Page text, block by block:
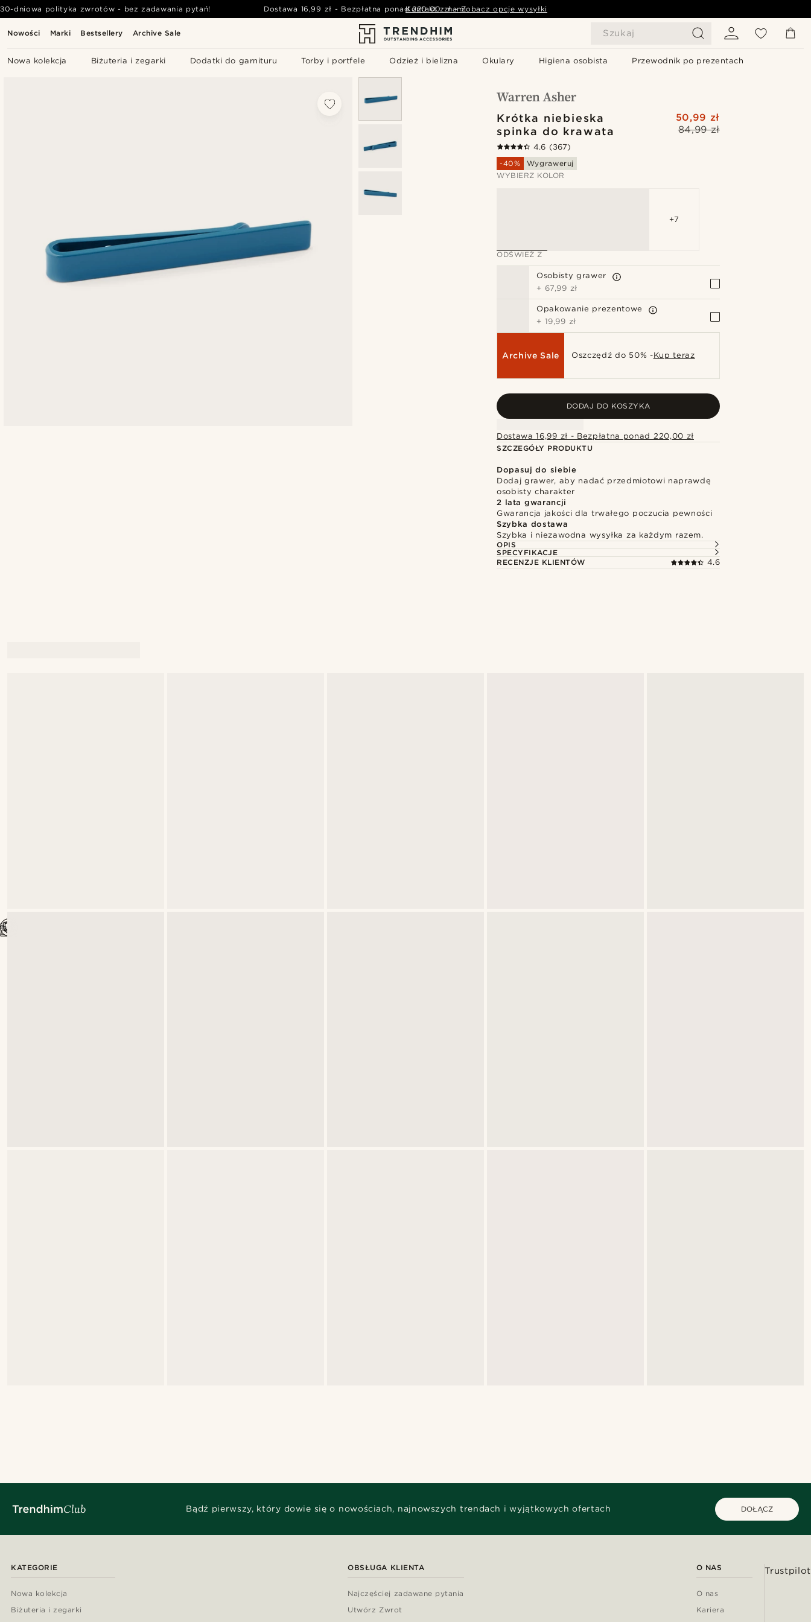
Nowości Marki Bestsellery Archive Sale Szukaj
Nowa kolekcja Biżuteria i zegarki Dodatki do garnituru Torby i portfele Odzież i bielizna Okulary Higiena osobista Przewodnik po prezentach
30-dniowa polityka zwrotów - bez zadawania pytań! Dostawa 16,99 zł - Bezpłatna ponad 220,00 zł - Zobacz opcje wysyłki
Kontakt z nami
Krótka niebieska
spinka do krawata
84,99 zł
50,99 zł
4.6 (367)
-40%
Wygraweruj
WYBIERZ KOLOR
+7
ODŚWIEŻ Z
Osobisty grawer
+ 67,99 zł
Opakowanie prezentowe
+ 19,99 zł
Archive Sale Oszczędź do 50% -Kup teraz
DODAJ DO KOSZYKA
Dostawa 16,99 zł - Bezpłatna ponad 220,00 zł
SZCZEGÓŁY PRODUKTU
Dopasuj do siebie
Dodaj grawer, aby nadać przedmiotowi naprawdę
osobisty charakter
2 lata gwarancji
Gwarancja jakości dla trwałego poczucia pewności
Szybka dostawa
Szybka i niezawodna wysyłka za każdym razem.
OPIS
SPECYFIKACJE
RECENZJE KLIENTÓW
4.6
Bądź pierwszy, który dowie się o nowościach, najnowszych trendach i wyjątkowych ofertach DOŁĄCZ
KATEGORIE
Nowa kolekcja
Biżuteria i zegarki
OBSŁUGA KLIENTA
Najczęściej zadawane pytania
Utwórz Zwrot
O NAS
O nas
Kariera
Trustpilot